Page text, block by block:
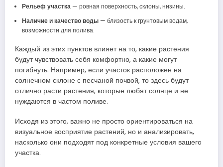
Рельеф участка— ровная поверхность, склоны, низины.
Наличие и качество воды— близость к грунтовым водам,
возможности для полива.
Каждый из этих пунктов влияет на то, какие растения
будут чувствовать себя комфортно, а какие могут
погибнуть. Например, если участок расположен на
солнечном склоне с песчаной почвой, то здесь будут
отлично расти растения, которые любят солнце и не
нуждаются в частом поливе.
Исходя из этого, важно не просто ориентироваться на
визуальное восприятие растений, но и анализировать,
насколько они подходят под конкретные условия вашего
участка.